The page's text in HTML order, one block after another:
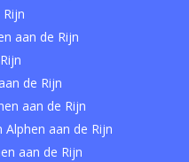
aan de Rijn
de Rijn
aan de Rijn
Alphen aan de Rijn
aan de Rijn